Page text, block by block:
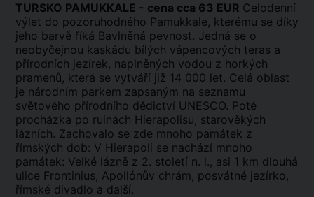
TURSKO PAMUKKALE - cena cca 63 EUR Celodenní
výlet do pozoruhodného Pamukkale, kterému se díky
jeho barvě říká Bavlněná pevnost. Jedná se o
neobyčejnou kaskádu bílých vápencových teras a
přírodních jezírek, naplněných vodou z horkých
pramenů, která se vytváří již 14 000 let. Celá oblast
je národním parkem zapsaným na seznamu
světového přírodního dědictví UNESCO. Poté
procházka po ruinách Hierapolisu, starověkých
lázních. Zachovalo se zde mnoho památek z
římských dob: V Hierapoli se nachází mnoho
památek: Velké lázně z 2. století n. l., asi 1 km dlouhá
ulice Frontinius, Apollónův chrám, posvátné jezírko,
římské divadlo a další.